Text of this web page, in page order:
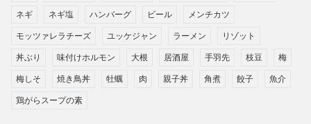
ネギ ネギ塩 ハンバーグ ビール メンチカツ
モッツァレラチーズ ユッケジャン ラーメン リゾット
丼ぶり 味付けホルモン 大根 居酒屋 手羽先 枝豆 梅
梅しそ 焼き鳥丼 牡蠣 肉 親子丼 角煮 餃子 魚介
鶏がらスープの素